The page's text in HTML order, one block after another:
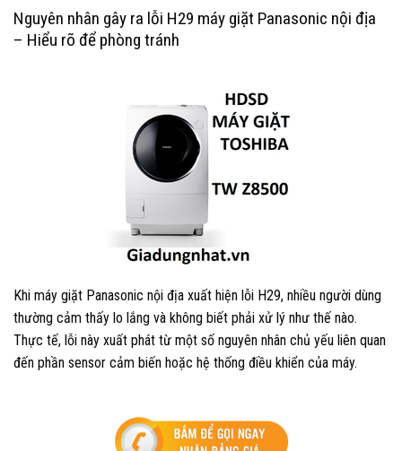
Nguyên nhân gây ra lỗi H29 máy giặt Panasonic nội địa
– Hiểu rõ để phòng tránh
Khi máy giặt Panasonic nội địa xuất hiện lỗi H29, nhiều người dùng
thường cảm thấy lo lắng và không biết phải xử lý như thế nào.
Thực tế, lỗi này xuất phát từ một số nguyên nhân chủ yếu liên quan
đến phần sensor cảm biến hoặc hệ thống điều khiển của máy.